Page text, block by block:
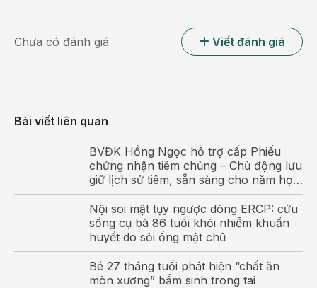
Được thiết kế với nhiều hoạt động thể chất hấp dẫn,
phóng năng lượng và hình thành thói quen vận động
Chưa có đánh giá Viết đánh giá
Bài viết liên quan
BVĐK Hồng Ngọc hỗ trợ cấp Phiếu
chứng nhận tiêm chủng – Chủ động lưu
giữ lịch sử tiêm, sẵn sàng cho năm học
mới
Nội soi mật tụy ngược dòng ERCP: cứu
sống cụ bà 86 tuổi khỏi nhiễm khuẩn
huyết do sỏi ống mật chủ
Bé 27 tháng tuổi phát hiện “chất ăn
mòn xương” bẩm sinh trong tai